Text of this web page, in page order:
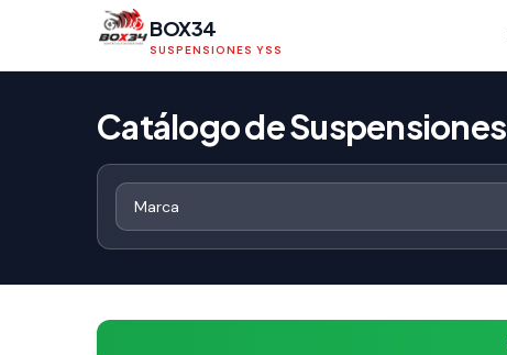
BOX34
SUSPENSIONES YSS
Catálogo de Suspensiones